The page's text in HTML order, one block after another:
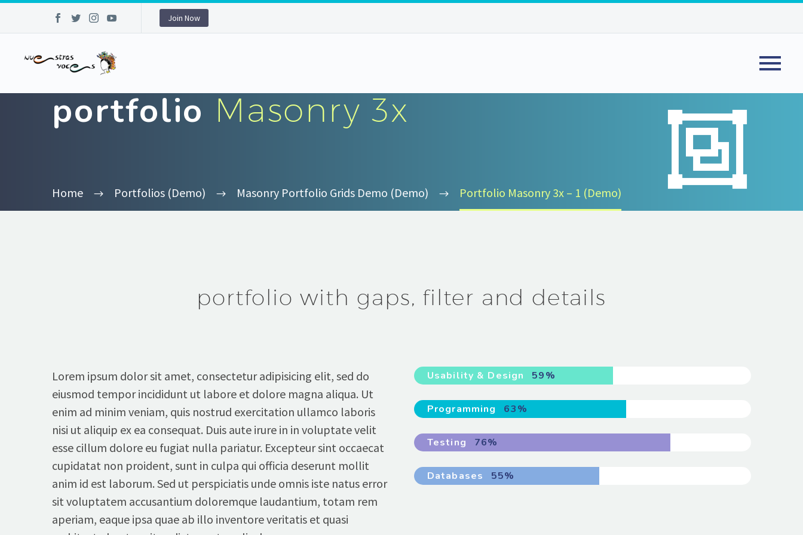
Join Now


portfolio Masonry 3x
Home Portfolios (Demo) Masonry Portfolio Grids Demo (Demo) Portfolio Masonry 3x – 1 (Demo)
portfolio with gaps, filter and details
Lorem ipsum dolor sit amet, consectetur adipisicing elit, sed do
eiusmod tempor incididunt ut labore et dolore magna aliqua. Ut
enim ad minim veniam, quis nostrud exercitation ullamco laboris
nisi ut aliquip ex ea consequat. Duis aute irure in in voluptate velit
esse cillum dolore eu fugiat nulla pariatur. Excepteur sint occaecat
cupidatat non proident, sunt in culpa qui officia deserunt mollit
anim id est laborum. Sed ut perspiciatis unde omnis iste natus error
sit voluptatem accusantium doloremque laudantium, totam rem
aperiam, eaque ipsa quae ab illo inventore veritatis et quasi
Usability & Design 59%
Programming 63%
Testing 76%
Databases 55%